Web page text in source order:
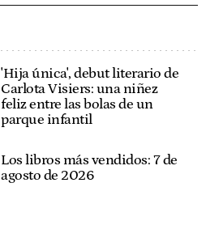
'Hija única', debut literario de
Carlota Visiers: una niñez
feliz entre las bolas de un
parque infantil
Los libros más vendidos: 7 de
agosto de 2026